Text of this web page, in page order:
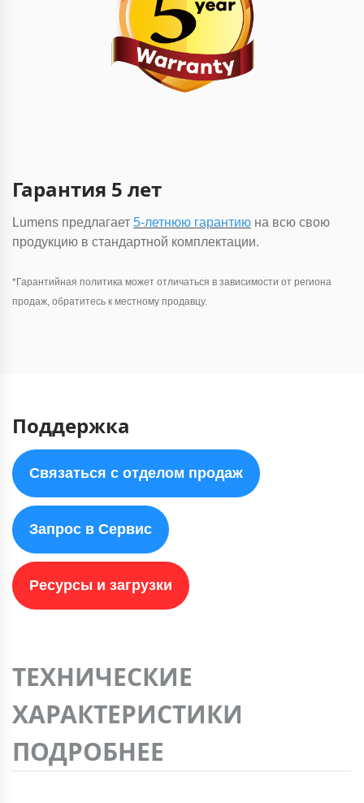
Гарантия 5 лет
Lumens предлагает 5-летнюю гарантию на всю свою
продукцию в стандартной комплектации.
*Гарантийная политика может отличаться в зависимости от региона
продаж, обратитесь к местному продавцу.
Поддержка
Связаться с отделом продаж
Запрос в Сервис
Ресурсы и загрузки
ТЕХНИЧЕСКИЕ
ХАРАКТЕРИСТИКИ
ПОДРОБНЕЕ